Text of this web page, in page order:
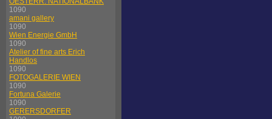
1090
amani gallery
1090
Wien Energie GmbH
1090
Atelier of fine arts Erich
Handlos
1090
FOTOGALERIE WIEN
1090
Fortuna Galerie
1090
GERERSDORFER